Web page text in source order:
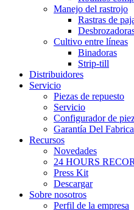
Manejo del rastrojo
Rastras de
Cultivo entre líneas
Binadoras
Strip-till
Distribuidores
Servicio
Piezas de repuesto
Servicio
Configurador de
Garantía Del
Recursos
Novedades
24 HOURS
Press Kit
Descargar
Sobre nosotros
Perfil de la empresa